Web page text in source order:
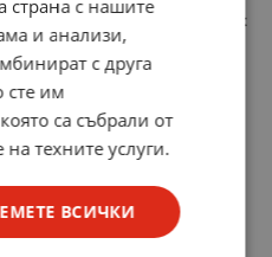
RCA Converter is compliant
converter, though, must be
страна с нашите
и анализи,
с друга
сте им
са събрали от
техните услуги.
ВСИЧКИ